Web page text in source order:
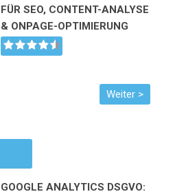
FÜR SEO, CONTENT-ANALYSE
& ONPAGE-OPTIMIERUNG
GOOGLE ANALYTICS DSGVO: